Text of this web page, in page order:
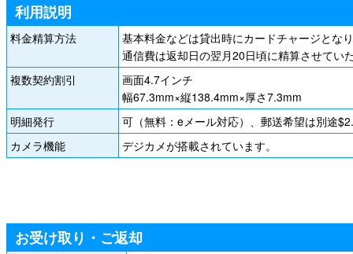
利用説明
料金精算方法
基本料金などは貸出時にカードチャージとな
通信費は返却日の翌月20日頃に精算させてい
複数契約割引
画面4.7インチ
幅67.3mm×縦138.4mm×厚さ7.3mm
明細発行
可（無料：eメール対応）、郵送希望は別途
カメラ機能
デジカメが搭載されています。
お受け取り・ご返却